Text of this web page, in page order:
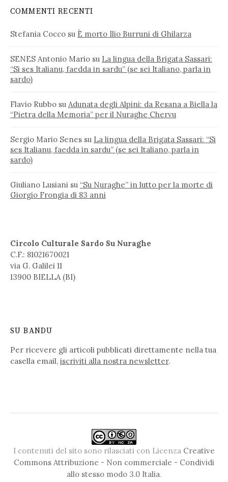
COMMENTI RECENTI
Stefania Cocco su È morto Ilio Burruni di Ghilarza
SENES Antonio Mario su La lingua della Brigata Sassari:
“Si ses Italianu, faedda in sardu” (se sei Italiano, parla in
sardo)
Flavio Rubbo su Adunata degli Alpini: da Resana a Biella la
“Pietra della Memoria” per il Nuraghe Chervu
Sergio Mario Senes su La lingua della Brigata Sassari: “Si
ses Italianu, faedda in sardu” (se sei Italiano, parla in
sardo)
Giuliano Lusiani su “Su Nuraghe” in lutto per la morte di
Giorgio Frongia di 83 anni
Circolo Culturale Sardo Su Nuraghe
C.F.: 81021670021
via G. Galilei 11
13900 BIELLA (BI)
SU BANDU
Per ricevere gli articoli pubblicati direttamente nella tua
casella email, iscriviti alla nostra newsletter.
I contenuti del sito sono rilasciati con Licenza Creative
Commons Attribuzione - Non commerciale - Condividi
allo stesso modo 3.0 Italia.